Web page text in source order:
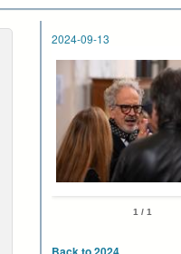
2024-09-13
1 / 1